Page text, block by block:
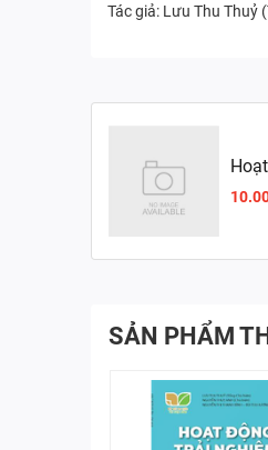
Tác giả: Lưu Thu Thuỷ
SẢN PHẨM